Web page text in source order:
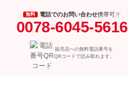
無料 電話でのお問い合わせ携帯可
0078-6045-5616
販売店への無料電話番号を
QRコードで読み取れます。